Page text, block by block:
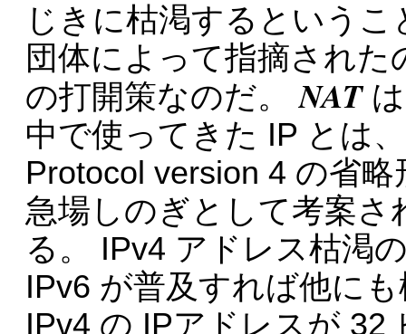
じきに枯渇するという
団体によって指摘され
の打開策なのだ。 NATは
中で使ってきた IP とは
Protocol version 4 の省
急場しのぎとして考案
る。 IPv4 アドレス枯渇
IPv6 が普及すれば他に
IPv4 の IPアドレスが 32